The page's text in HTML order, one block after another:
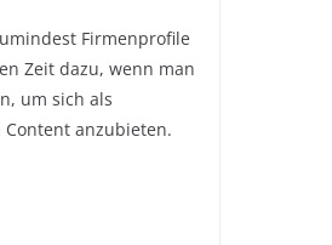
Firmenprofile
Zeit dazu, wenn man
um sich als
anzubieten.